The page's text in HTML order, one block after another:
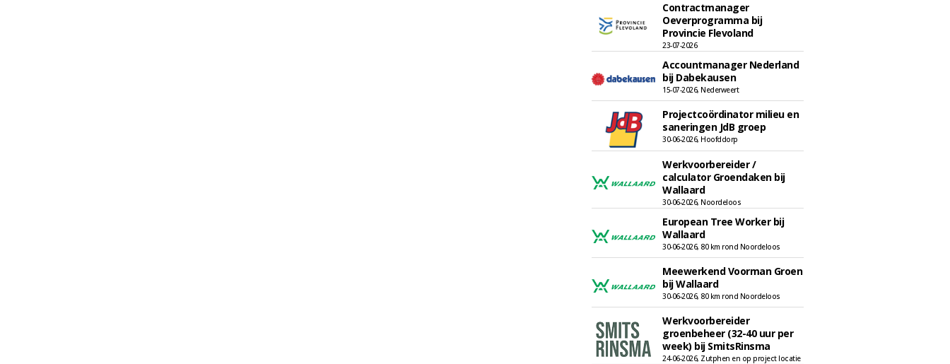
Contractmanager
Oeverprogramma bij
Provincie Flevoland
23-07-2026
Accountmanager Nederland
bij Dabekausen
15-07-2026, Nederweert
Projectcoördinator milieu en
saneringen JdB groep
30-06-2026, Hoofddorp
Werkvoorbereider /
calculator Groendaken bij
Wallaard
30-06-2026, Noordeloos
European Tree Worker bij
Wallaard
30-06-2026, 80 km rond Noordeloos
Meewerkend Voorman Groen
bij Wallaard
30-06-2026, 80 km rond Noordeloos
Werkvoorbereider
groenbeheer (32-40 uur per
week) bij SmitsRinsma
24-06-2026, Zutphen en op project locatie